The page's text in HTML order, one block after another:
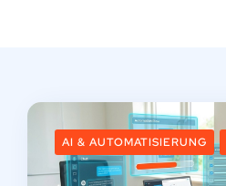
AI & AUTOMATISIERUNG